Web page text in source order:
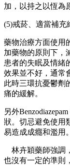
加，以持之以恆為
(5)戒菸、適當補充
藥物治療方面使用
加藥物的原則下，
患者的失眠及情緒
效果並不好，通常
此時三環抗憂鬱劑
痛的緩解。
另外
狀。切忌避免使用
易造成成癮和濫用。
林卉穎藥師強調
也沒有一定的準則